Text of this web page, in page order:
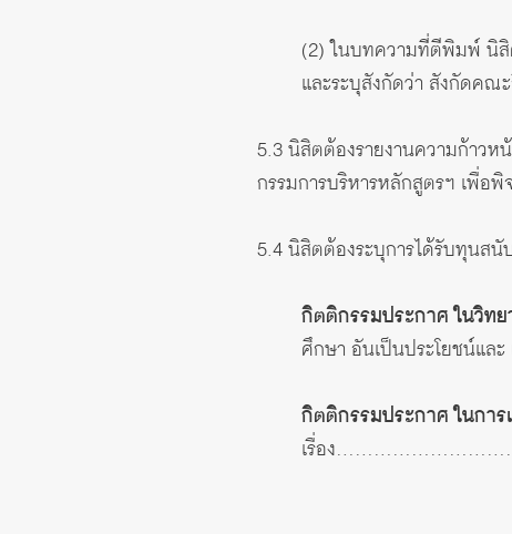
(2) ในบทความที่ตีพิมพ์ นิสิ
และระบุสังกัดว่า สังกัดค
5.3 นิสิตต้องรายงานความก้าวห
กรรมการบริหารหลักสูตรฯ เพื่อ
5.4 นิสิตต้องระบุการได้รับทุนส
กิตติกรรมประกาศ ในวิท
ศึกษา อันเป็นประโยชน์แล
กิตติกรรมประกาศ ในการ
เรื่อง